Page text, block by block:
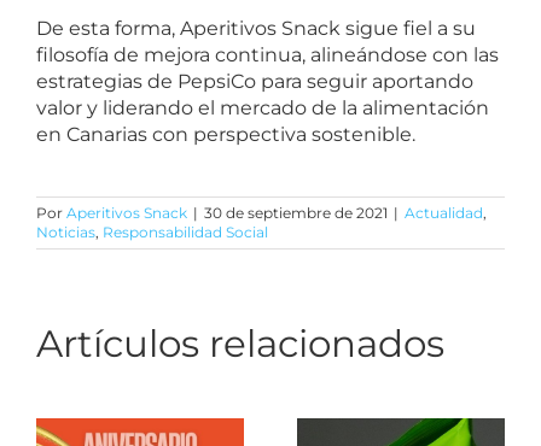
De esta forma, Aperitivos Snack sigue fiel a su
filosofía de mejora continua, alineándose con las
estrategias de PepsiCo para seguir aportando
valor y liderando el mercado de la alimentación
en Canarias con perspectiva sostenible.
Por Aperitivos Snack | 30 de septiembre de 2021 | Actualidad,
Noticias, Responsabilidad Social
Artículos relacionados